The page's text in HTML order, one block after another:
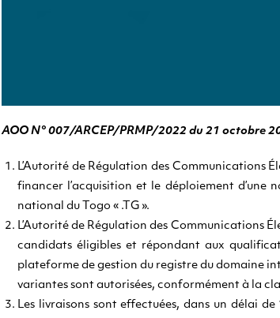
AOO N° 007/ARCEP/PRMP/2022 du 21 octobre
L’Autorité de Régulation des Communications
financer l’acquisition et le déploiement
national du Togo « .TG ».
L’Autorité de Régulation des Communications
candidats éligibles et répondant aux
plateforme de gestion du registre du domaine
variantes sont autorisées, conformément à la
Les livraisons sont effectuées, dans un délai